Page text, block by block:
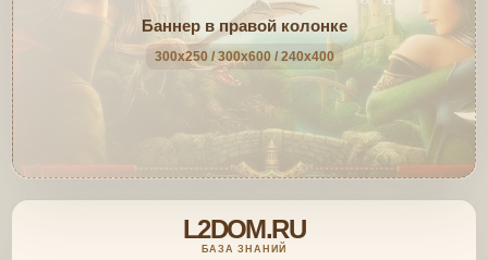
Баннер в правой колонке
300x250 / 300x600 / 240x400
L2DOM.RU
БАЗА ЗНАНИЙ